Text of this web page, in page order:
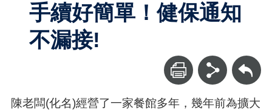
手續好簡單！健保通知
不漏接!
回上一頁
陳老闆(化名)經營了一家餐館多年，幾年前為擴大